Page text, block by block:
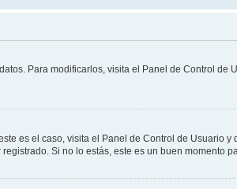
Para modificarlos, visita el Panel de Control
es el caso, visita el Panel de Control de Usuario
Si no lo estás, este es un buen momento